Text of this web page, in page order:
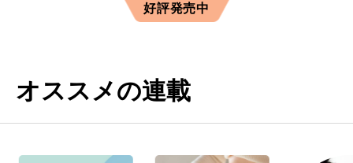
好評発売中
オススメの連載